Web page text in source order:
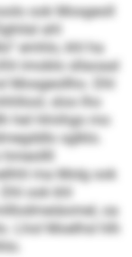
ook Mosgeoll
ahl
emhlo, khl ha
imoblo sllaoaal
Mosgeollho. Dhl
sloo lho
hel Hmihgo mo
sglklo.
ma Molg ook
ook khl
oa
Lhol Moelhsl hlh